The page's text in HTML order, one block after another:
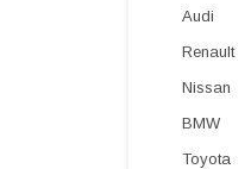
Audi
Renault
Nissan
BMW
Toyota